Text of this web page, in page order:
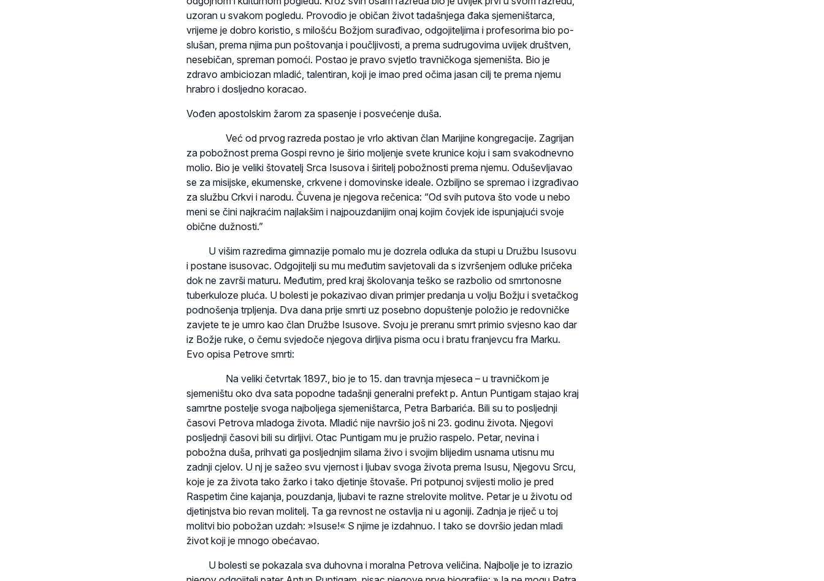
uzoran u svakom pogledu. Provodio je običan život ta­dašnjega đaka sjemeništarca,
vrijeme je do­bro koristio, s milošću Božjom surađivao, odgojiteljima i profesorima bio po­
slušan, prema njima pun poštovanja i poučljivosti, a prema sudrugovima uvijek društven,
nesebičan, spreman pomoći. Postao je pravo svjetlo travničko­ga sjemeništa. Bio je
zdravo ambiciozan mladić, talentiran, koji je imao pred očima jasan cilj te prema njemu
hrabro i dosljedno koracao.
Vođen apostolskim žarom za spasenje i posvećenje duša.
Već od prvog ra­zre­da postao je vrlo aktivan član Marijine kongregacije. Zagrijan
za pobožnost prema Gospi revno je širio moljenje svete krunice koju i sam svakodnevno
molio. Bio je veliki štovatelj Srca Isusova i širitelj pobožnosti prema njemu. Oduševljavao
se za misijske, ekumenske, crkvene i domovin­ske ideale. Ozbiljno se spremao i izgrađivao
za službu Crkvi i narodu. Čuvena je njegova rečenica: “Od svih putova što vode u nebo
meni se čini najkraćim najlakšim i najpouzdanijim onaj kojim čovjek ide ispunjajući svoje
obične dužnosti.”
U višim razredima gimnazije pomalo mu je dozrela odluka da stupi u Družbu Isusovu
i postane isusovac. Odgojitelji su mu međutim savjetovali da s izvršenjem odluke pričeka
dok ne završi maturu. Međutim, pred kraj školovanja teško se razbolio od smrtonosne
tuberkuloze pluća. U bolesti je pokazivao divan primjer predanja u volju Božju i svetačkog
podnošenja trpljenja. Dva dana prije smrti uz posebno dopuštenje položio je redovničke
zavjete te je umro kao član Družbe Isusove. Svoju je preranu smrt primio svjesno kao dar
iz Božje ruke, o čemu svjedoče njegova dirljiva pisma ocu i bratu franjevcu fra Mar­ku.
Evo opisa Petrove smrti:
Na veliki četvrtak 1897., bio je to 15. dan travnja mjeseca – u travničkom je
sjemeništu oko dva sata popodne tadašnji generalni prefekt p. Antun Puntigam stajao kraj
samrtne postelje svoga najboljega sjeme­ništarca, Petra Barbarića. Bili su to posljednji
časovi Petrova mladoga života. Mladić nije navršio još ni 23. godinu života. Njegovi
posljednji časovi bili su dirljivi. Otac Puntigam mu je pružio raspelo. Petar, nevina i
pobožna duša, prihvati ga posljednjim silama živo i svojim blijedim usnama utisnu mu
zadnji cjelov. U nj je sažeo svu vjernost i ljubav svoga života prema Isusu, Njegovu Srcu,
koje je za života tako žarko i tako djetinje štovaše. Pri potpunoj svijesti molio je pred
Raspetim čine kajanja, pouzdanja, ljubavi te razne strelovite molitve. Petar je u životu od
djetinjstva bio revan molitelj. Ta ga revnost ne ostavlja ni u agoniji. Zadnja je riječ u toj
molitvi bio pobožan uzdah: »Isuse!« S njime je izdahnuo. I tako se dovršio jedan mladi
život koji je mnogo obećavao.
U bolesti se pokazala sva duhovna i moralna Petrova veličina. Najbolje je to izrazio